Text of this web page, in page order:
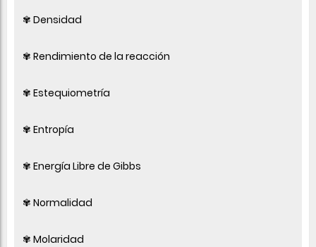
✾ Densidad
✾ Rendimiento de la reacción
✾ Estequiometría
✾ Entropía
✾ Energía Libre de Gibbs
✾ Normalidad
✾ Molaridad